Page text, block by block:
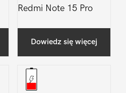
Redmi Note 15 Pro
Dowiedz się więcej